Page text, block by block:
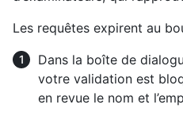
Les requêtes expirent au
Dans la boîte de
votre validation est
en revue le nom et